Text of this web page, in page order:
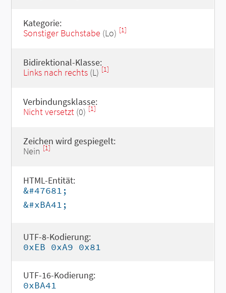
Kategorie:
Sonstiger Buchstabe (Lo) [1]
Bidirektional-Klasse:
Links nach rechts(L) [1]
Verbindungsklasse:
Nicht versetzt(0) [1]
Zeichen wird gespiegelt:
Nein [1]
HTML-Entität:
&#47681;
&#xBA41;
UTF-8-Kodierung:
0xEB 0xA9 0x81
UTF-16-Kodierung:
0xBA41